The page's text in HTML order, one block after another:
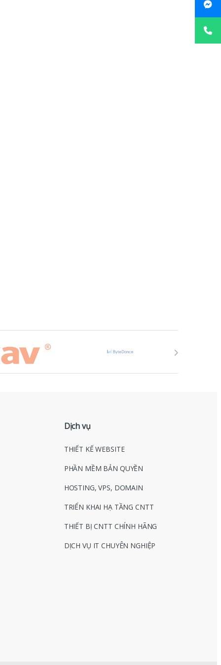
Dịch vụ
THIẾT KẾ WEBSITE
PHẦN MỀM BẢN QUYỀN
HOSTING, VPS, DOMAIN
TRIỂN KHAI HẠ TẦNG CNTT
THIẾT BỊ CNTT CHÍNH HÃNG
DỊCH VỤ IT CHUYÊN NGHIỆP